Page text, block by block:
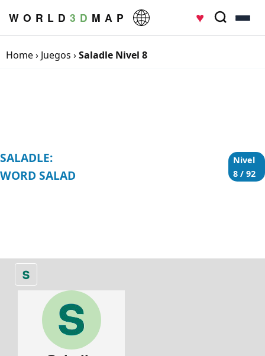
W O R L D 3 D M A P ♥
Home› Juegos ›Saladle Nivel 8
SALADLE:
WORD SALAD
Nivel
8 / 92